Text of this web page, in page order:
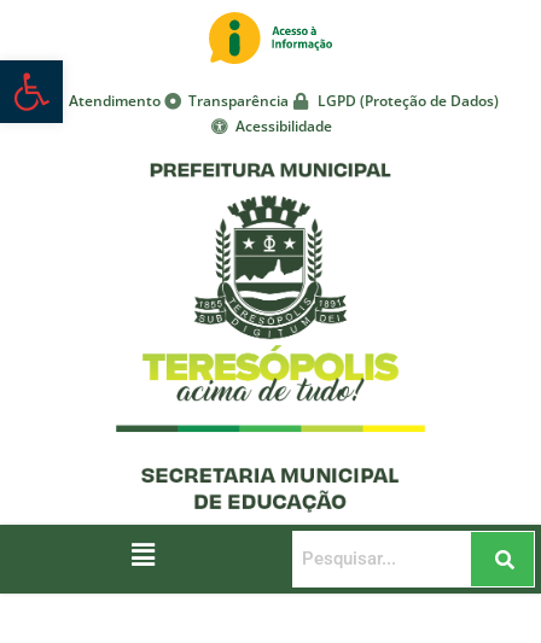
Abrir a barra de ferramentas
Atendimento Transparência
LGPD (Proteção de Dados)
Acessibilidade